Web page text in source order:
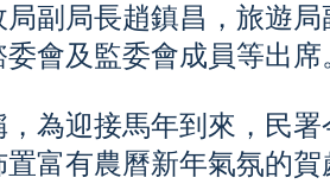
副局長趙鎮昌，旅遊
會及監委會成員等出席
為迎接馬年到來，民
富有農曆新年氣氛的